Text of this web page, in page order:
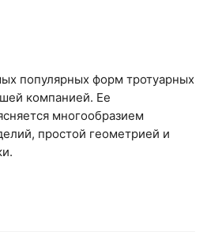
10:00 до 16:00
33
район, село
популярных форм тротуарных
компанией. Ее
многообразием
простой геометрией и